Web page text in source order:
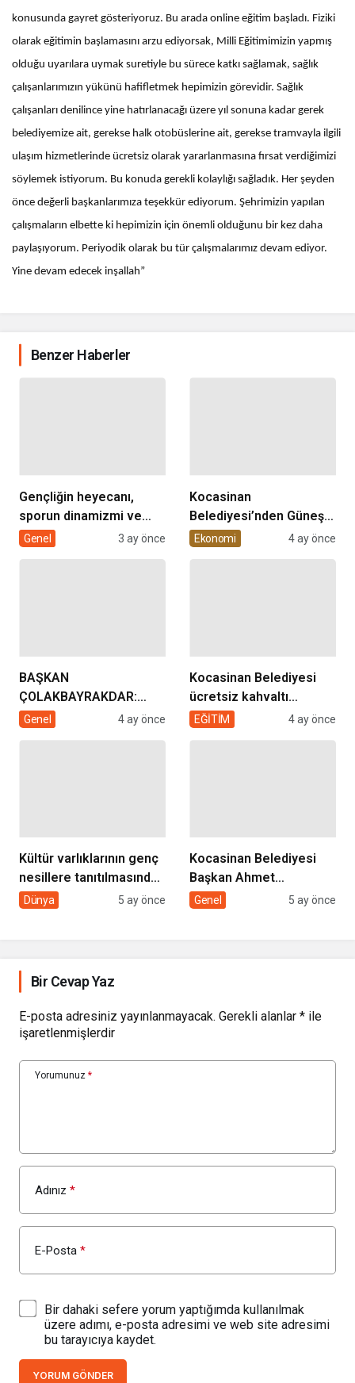
konusunda gayret gösteriyoruz. Bu arada online eğitim başladı. Fiziki
olarak eğitimin başlamasını arzu ediyorsak, Milli Eğitimimizin yapmış
olduğu uyarılara uymak suretiyle bu sürece katkı sağlamak, sağlık
çalışanlarımızın yükünü hafifletmek hepimizin görevidir. Sağlık
çalışanları denilince yine hatırlanacağı üzere yıl sonuna kadar gerek
belediyemize ait, gerekse halk otobüslerine ait, gerekse tramvayla ilgili
ulaşım hizmetlerinde ücretsiz olarak yararlanmasına fırsat verdiğimizi
söylemek istiyorum. Bu konuda gerekli kolaylığı sağladık. Her şeyden
önce değerli başkanlarımıza teşekkür ediyorum. Şehrimizin yapılan
çalışmaların elbette ki hepimizin için önemli olduğunu bir kez daha
paylaşıyorum. Periyodik olarak bu tür çalışmalarımız devam ediyor.
Yine devam edecek inşallah”
Benzer Haberler
Gençliğin heyecanı,
sporun dinamizmi ve
müziğin coşkusu
Genel 3 ay önce
Kocasinan
Belediyesi’nden Güneş
Enerjisi Hamlesi
Ekonomi 4 ay önce
BAŞKAN
ÇOLAKBAYRAKDAR:
“EVDE SAĞLIK
Genel 4 ay önce
Kocasinan Belediyesi
ücretsiz kahvaltı
desteği projesi
EĞİTİM 4 ay önce
Kültür varlıklarının genç
nesillere tanıtılmasında
sivil toplumun rolü
Dünya 5 ay önce
Kocasinan Belediyesi
Başkan Ahmet
Çolakbayrakdar ile
Genel 5 ay önce
Bir Cevap Yaz
E-posta adresiniz yayınlanmayacak. Gerekli alanlar * ile
işaretlenmişlerdir
Yorumunuz *
Adınız *
E-Posta *
Bir dahaki sefere yorum yaptığımda kullanılmak
üzere adımı, e-posta adresimi ve web site adresimi
bu tarayıcıya kaydet.
YORUM GÖNDER